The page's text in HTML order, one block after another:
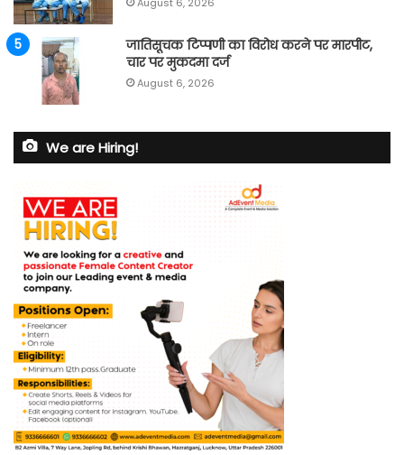
जातिसूचक टिप्पणी का विरोध करने पर मारपीट,
चार पर मुकदमा दर्ज
August 6, 2026
We are Hiring!